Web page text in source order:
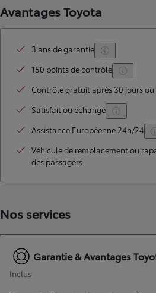
Avantages Toyota
3 ans de garantie
150 points de contrôle
Contrôle gratuit après 30 jours ou
Satisfait ou échangé
Assistance Européenne 24h/24
Véhicule de remplacement ou
des passagers
Nos services
Garantie & Avantages
Inclus